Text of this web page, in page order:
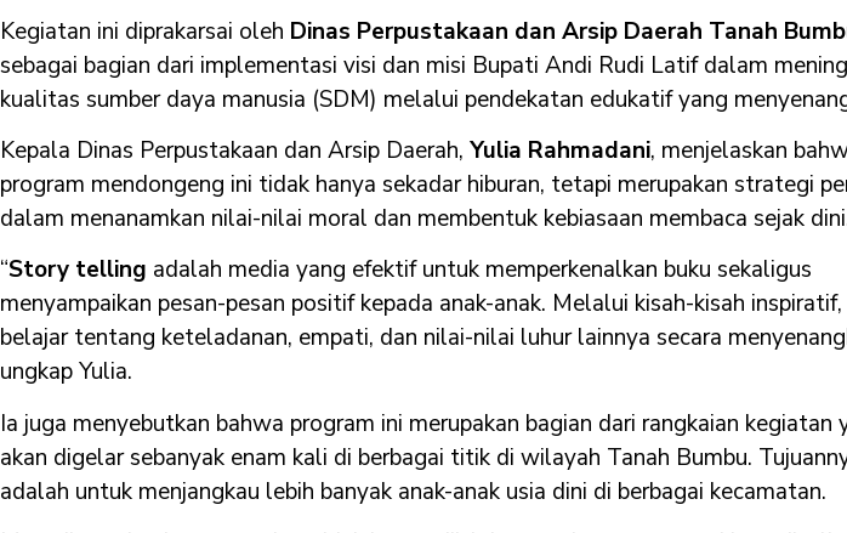
Kegiatan ini diprakarsai oleh Dinas Perpustakaan dan Arsip Daerah Tanah
sebagai bagian dari implementasi visi dan misi Bupati Andi Rudi Latif dalam
kualitas sumber daya manusia (SDM) melalui pendekatan edukatif yang
Kepala Dinas Perpustakaan dan Arsip Daerah, Yulia Rahmadani, menjelaskan
program mendongeng ini tidak hanya sekadar hiburan, tetapi merupakan strategi
dalam menanamkan nilai-nilai moral dan membentuk kebiasaan membaca sejak
“Story telling adalah media yang efektif untuk memperkenalkan buku sekaligus
menyampaikan pesan-pesan positif kepada anak-anak. Melalui kisah-kisah
belajar tentang keteladanan, empati, dan nilai-nilai luhur lainnya secara
ungkap Yulia.
Ia juga menyebutkan bahwa program ini merupakan bagian dari rangkaian kegiatan
akan digelar sebanyak enam kali di berbagai titik di wilayah Tanah Bumbu.
adalah untuk menjangkau lebih banyak anak-anak usia dini di berbagai kecamatan.